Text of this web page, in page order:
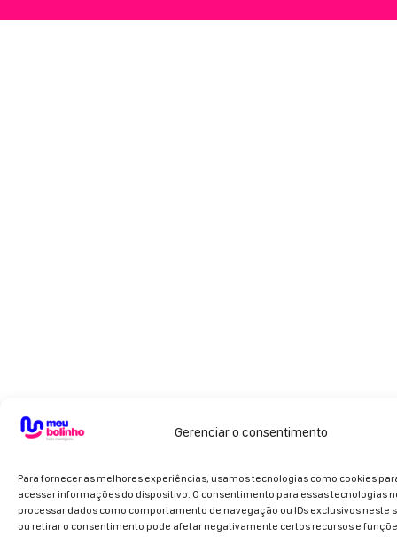
Gerenciar o consentimento
Para fornecer as melhores experiências, usamos tecnologias como cookies
acessar informações do dispositivo. O consentimento para essas tecnologias
processar dados como comportamento de navegação ou IDs exclusivos neste
ou retirar o consentimento pode afetar negativamente certos recursos e